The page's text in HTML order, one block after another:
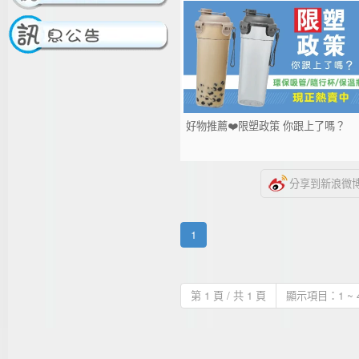
好物推薦❤️限塑政策 你跟上了嗎？
分享到新浪微
1
第 1 頁 / 共 1 頁 顯示項目：1 ~